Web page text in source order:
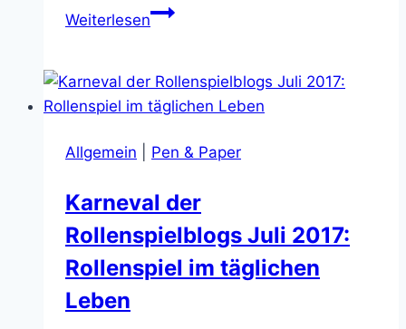
WeiterlesenBlogparade:
10
Obsessionen
der
Allgemein Pen & Paper
Karneval der
Rollenspielblogs Juli 2017:
Rollenspiel im täglichen
Leben